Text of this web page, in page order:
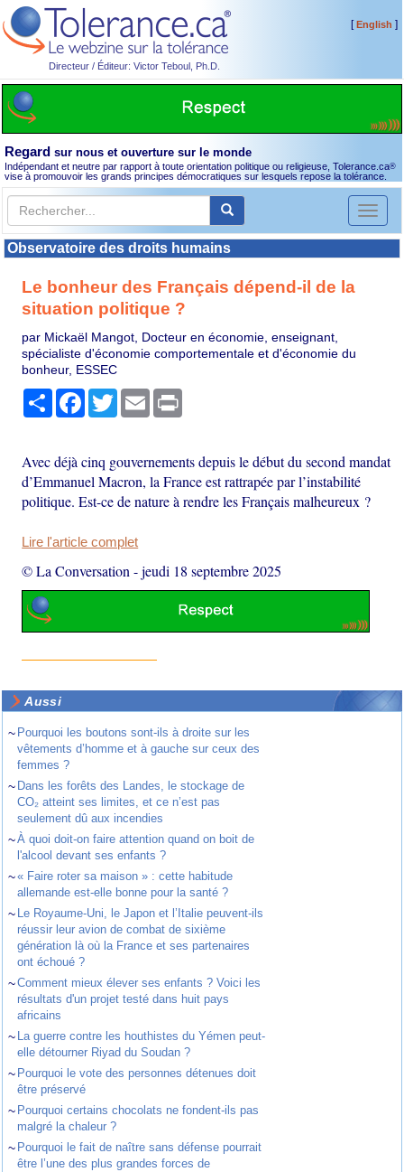
Directeur / Éditeur: Victor Teboul, Ph.D.
[English ]
Regard sur nous et ouverture sur le monde
Indépendant et neutre par rapport à toute orientation politique ou religieuse, Tolerance.ca®
vise à promouvoir les grands principes démocratiques sur lesquels repose la tolérance.
Toggle
Observatoire des droits humains
Le bonheur des Français dépend-il de la
situation politique ?
par Mickaël Mangot, Docteur en économie, enseignant,
spécialiste d'économie comportementale et d'économie du
bonheur, ESSEC
PartagerFacebook
TwitterEmail
Avec déjà cinq gouvernements depuis le début du second mandat
d’Emmanuel Macron, la France est rattrapée par l’instabilité
politique. Est-ce de nature à rendre les Français malheureux ?
Lire l'article complet
© La Conversation -jeudi 18 septembre 2025
Aussi
~ Pourquoi les boutons sont-ils à droite sur les
vêtements d’homme et à gauche sur ceux des
femmes ?
~ Dans les forêts des Landes, le stockage de
CO₂ atteint ses limites, et ce n’est pas
seulement dû aux incendies
~À quoi doit-on faire attention quand on boit de
l'alcool devant ses enfants ?
~« Faire roter sa maison » : cette habitude
allemande est-elle bonne pour la santé ?
~ Le Royaume-Uni, le Japon et l’Italie peuvent-ils
réussir leur avion de combat de sixième
génération là où la France et ses partenaires
ont échoué ?
~Comment mieux élever ses enfants ? Voici les
résultats d'un projet testé dans huit pays
africains
~ La guerre contre les houthistes du Yémen peut-
elle détourner Riyad du Soudan ?
~ Pourquoi le vote des personnes détenues doit
être préservé
~ Pourquoi certains chocolats ne fondent-ils pas
malgré la chaleur ?
~ Pourquoi le fait de naître sans défense pourrait
être l’une des plus grandes forces de